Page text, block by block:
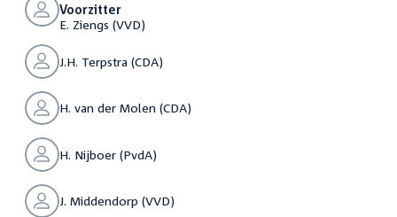
Voorzitter
E. Ziengs (VVD)
J.H. Terpstra (CDA)
H. van der Molen (CDA)
H. Nijboer (PvdA)
J. Middendorp (VVD)